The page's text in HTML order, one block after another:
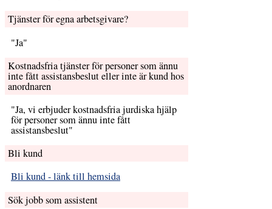
Tjänster för egna arbetsgivare?
Ja
Kostnadsfria tjänster för personer som ännu
inte fått assistans­beslut eller inte är kund hos
anordnaren
Ja, vi erbjuder kostnadsfria jurdiska hjälp
för personer som ännu inte fått
assistansbeslut
Bli kund
Bli kund - länk till hemsida
Sök jobb som assistent